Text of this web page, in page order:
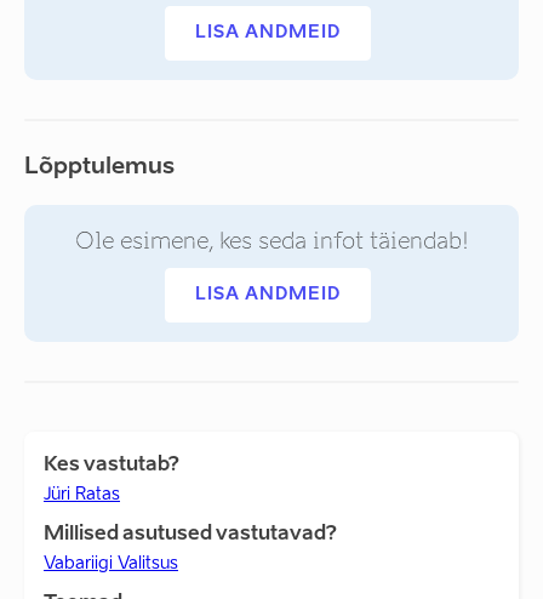
LISA ANDMEID
Lõpptulemus
Ole esimene, kes seda infot täiendab!
LISA ANDMEID
Kes vastutab?
Jüri Ratas
Millised asutused vastutavad?
Vabariigi Valitsus